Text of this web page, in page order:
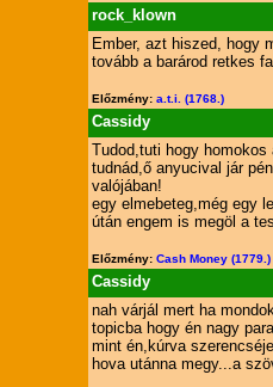
rock_klown
Ember, azt hiszed, hogy
tovább a barárod retkes
Előzmény: a.t.i. (1768.)
Cassidy
Tudod,tuti hogy
tudnád,ő anyucival jár
valójában!
egy elmebeteg,még egy
útán engem is megöl a
Előzmény: Cash Money (1779.)
Cassidy
nah várjál mert ha
topicba hogy én nagy
mint én,kúrva
hova utánna megy...a